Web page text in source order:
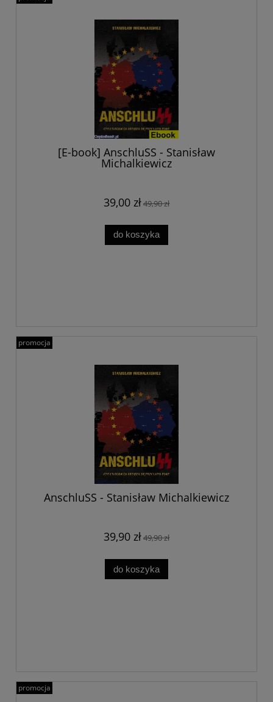
[E-book] AnschluSS - Stanisław
Michalkiewicz
39,00 zł49,90 zł
do koszyka
AnschluSS - Stanisław Michalkiewicz
39,90 zł49,90 zł
do koszyka
promocja
promocja